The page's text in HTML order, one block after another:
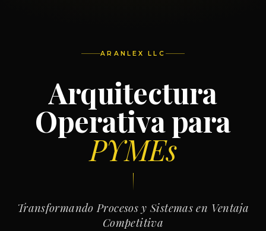
ARANLEX LLC
Arquitectura
Operativa para
PYMEs
Transformando Procesos y Sistemas en Ventaja
Competitiva